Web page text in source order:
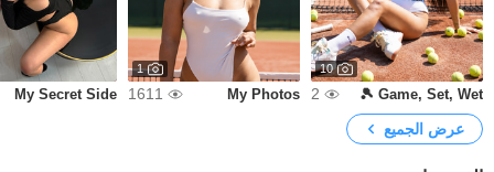
10
Game, Set, Wet 🎾
2
1
My Photos
1611
My Secret Side
عرض الجميع